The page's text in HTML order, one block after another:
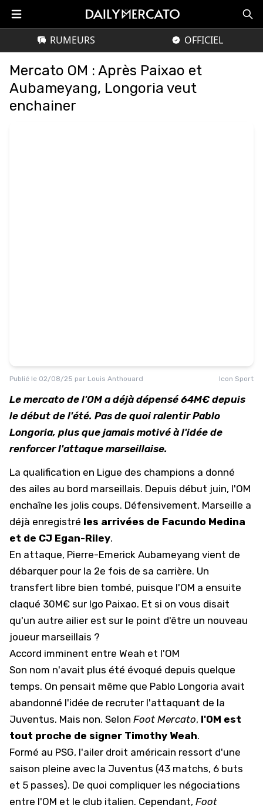
RUMEURS OFFICIEL
Mercato OM : Après Paixao et
Aubameyang, Longoria veut
enchainer
Publié le 02/08/25 par Louis Anthouard Icon Sport
Le mercato de l'OM a déjà dépensé 64M€ depuis
le début de l'été. Pas de quoi ralentir Pablo
Longoria, plus que jamais motivé à l'idée de
renforcer l'attaque marseillaise.
La qualification en Ligue des champions a donné
des ailes au bord marseillais. Depuis début juin, l'OM
enchaîne les jolis coups. Défensivement, Marseille a
déjà enregistré les arrivées de Facundo Medina
et de CJ Egan-Riley.
En attaque, Pierre-Emerick Aubameyang vient de
débarquer pour la 2e fois de sa carrière. Un
transfert libre bien tombé, puisque l'OM a ensuite
claqué 30M€ sur Igo Paixao. Et si on vous disait
qu'un autre ailier est sur le point d'être un nouveau
joueur marseillais ?
Accord imminent entre Weah et l'OM
Son nom n'avait plus été évoqué depuis quelque
temps. On pensait même que Pablo Longoria avait
abandonné l'idée de recruter l'attaquant de la
Juventus. Mais non. Selon Foot Mercato, l'OM est
tout proche de signer Timothy Weah.
Formé au PSG, l'ailer droit américain ressort d'une
saison pleine avec la Juventus (43 matchs, 6 buts
et 5 passes). De quoi compliquer les négociations
entre l'OM et le club italien. Cependant, Foot